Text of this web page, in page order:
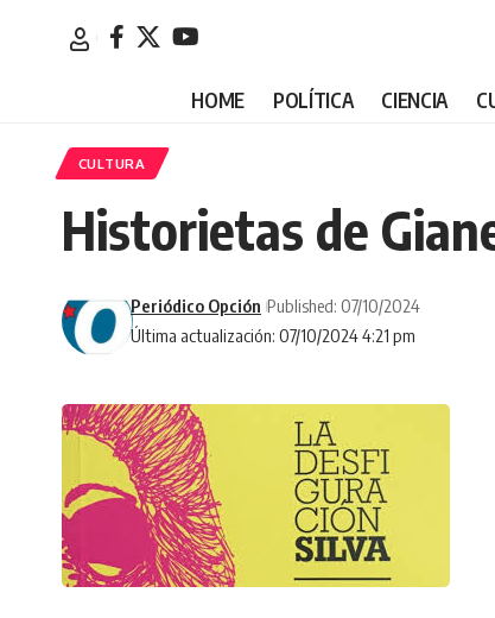
HOME POLÍTICA CIENCIA
CULTURA
Historietas de
Última actualización: 07/10/2024 4:21 pm
Periódico Opción Published: 07/10/2024